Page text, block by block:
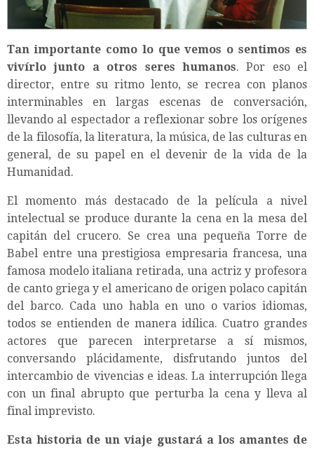
Tan importante como lo que vemos o sentimos es
vivírlo junto a otros seres humanos. Por eso el
director, entre su ritmo lento, se recrea con planos
interminables en largas escenas de conversación,
llevando al espectador a reflexionar sobre los orígenes
de la filosofía, la literatura, la música, de las culturas en
general, de su papel en el devenir de la vida de la
Humanidad.
El momento más destacado de la película a nivel
intelectual se produce durante la cena en la mesa del
capitán del crucero. Se crea una pequeña Torre de
Babel entre una prestigiosa empresaria francesa, una
famosa modelo italiana retirada, una actriz y profesora
de canto griega y el americano de origen polaco capitán
del barco. Cada uno habla en uno o varios idiomas,
todos se entienden de manera idílica. Cuatro grandes
actores que parecen interpretarse a sí mismos,
conversando plácidamente, disfrutando juntos del
intercambio de vivencias e ideas. La interrupción llega
con un final abrupto que perturba la cena y lleva al
final imprevisto.
Esta historia de un viaje gustará a los amantes de